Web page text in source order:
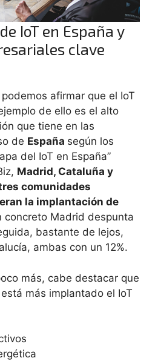
IoT en España y
clave
afirmar que el IoT
de ello es el alto
que tiene en las
de España según los
del IoT en España”
Madrid, Cataluña y
comunidades
la implantación de
concreto Madrid despunta
bastante de lejos,
ambas con un 12%.
más, cabe destacar que
más implantado el IoT